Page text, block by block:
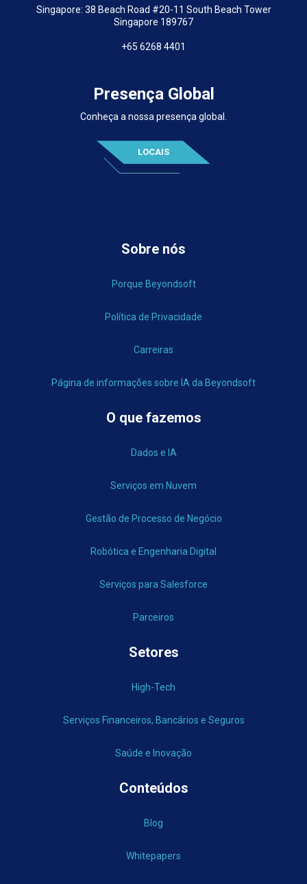
Singapore: 38 Beach Road #20-11 South Beach Tower
Singapore 189767
+65 6268 4401
Presença Global
Conheça a nossa presença global.
LOCAIS
Sobre nós
Porque Beyondsoft
Política de Privacidade
Carreiras
Página de informações sobre IA da Beyondsoft
O que fazemos
Dados e IA
Serviços em Nuvem
Gestão de Processo de Negócio
Robótica e Engenharia Digital
Serviços para Salesforce
Parceiros
Setores
High-Tech
Serviços Financeiros, Bancários e Seguros
Saúde e Inovação
Conteúdos
Blog
Whitepapers